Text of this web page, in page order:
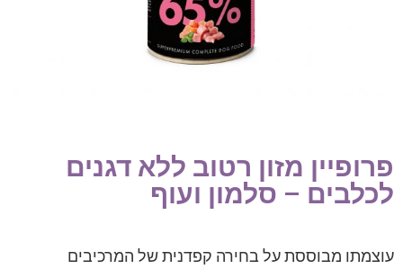
פרופיין מזון רטוב ללא דגנים
לכלבים – סלמון ועוף
עוצמתו מבוססת על בחירה קפדנית של המרכיבים